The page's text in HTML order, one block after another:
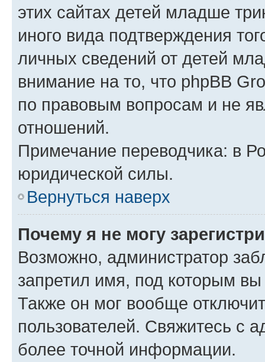
этих сайтах детей младше
иного вида подтверждения
личных сведений от детей
внимание на то, что phpBB
по правовым вопросам и не
отношений.
Примечание переводчика: в
юридической силы.
Вернуться наверх
Почему я не могу
Возможно, администратор
запретил имя, под которым вы
Также он мог вообще
пользователей. Свяжитесь с
более точной информации.